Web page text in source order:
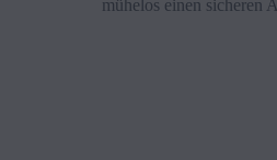
mühelos einen sicheren